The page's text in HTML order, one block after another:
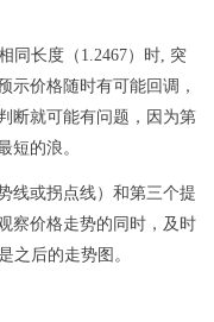
同长度（1.2467）时, 突
示价格随时有可能回调，
断就可能有问题，因为第
短的浪。
线或拐点线）和第三个提
察价格走势的同时，及时
之后的走势图。